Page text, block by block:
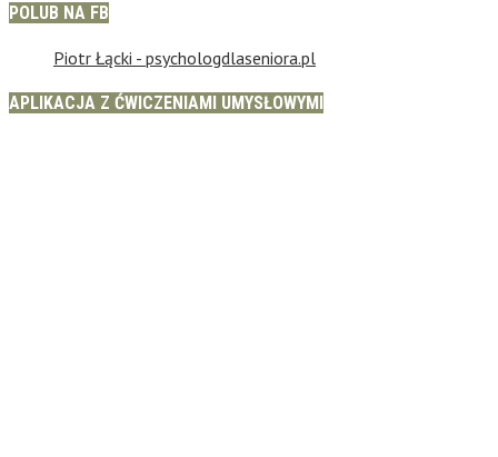
POLUB NA FB
Piotr Łącki - psychologdlaseniora.pl
APLIKACJA Z ĆWICZENIAMI UMYSŁOWYMI